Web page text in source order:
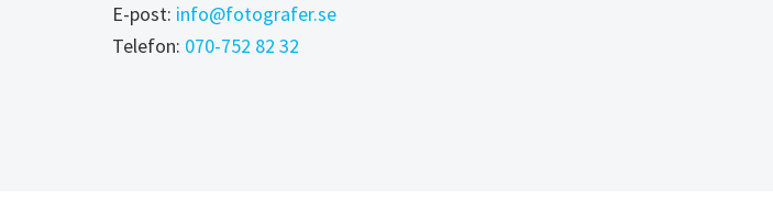
E-post: info@fotografer.se
Telefon: 070-752 82 32